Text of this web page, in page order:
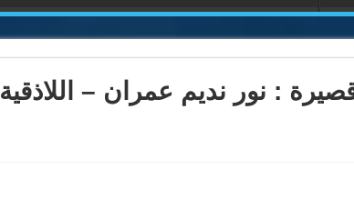
: نور نديم عمران – اللاذقية